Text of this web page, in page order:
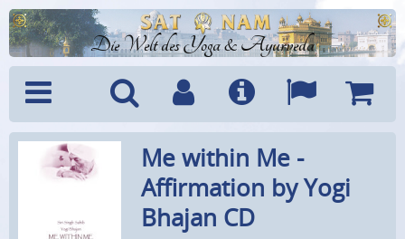
Die Welt des Yoga & Ayurveda
Menü SucheBenutzerkonto
Info Sprachen
Me within Me -
Affirmation by Yogi
Bhajan CD